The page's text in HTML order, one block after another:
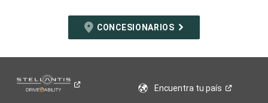
CONCESIONARIOS
Encuentra tupaís